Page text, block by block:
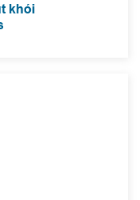
khói